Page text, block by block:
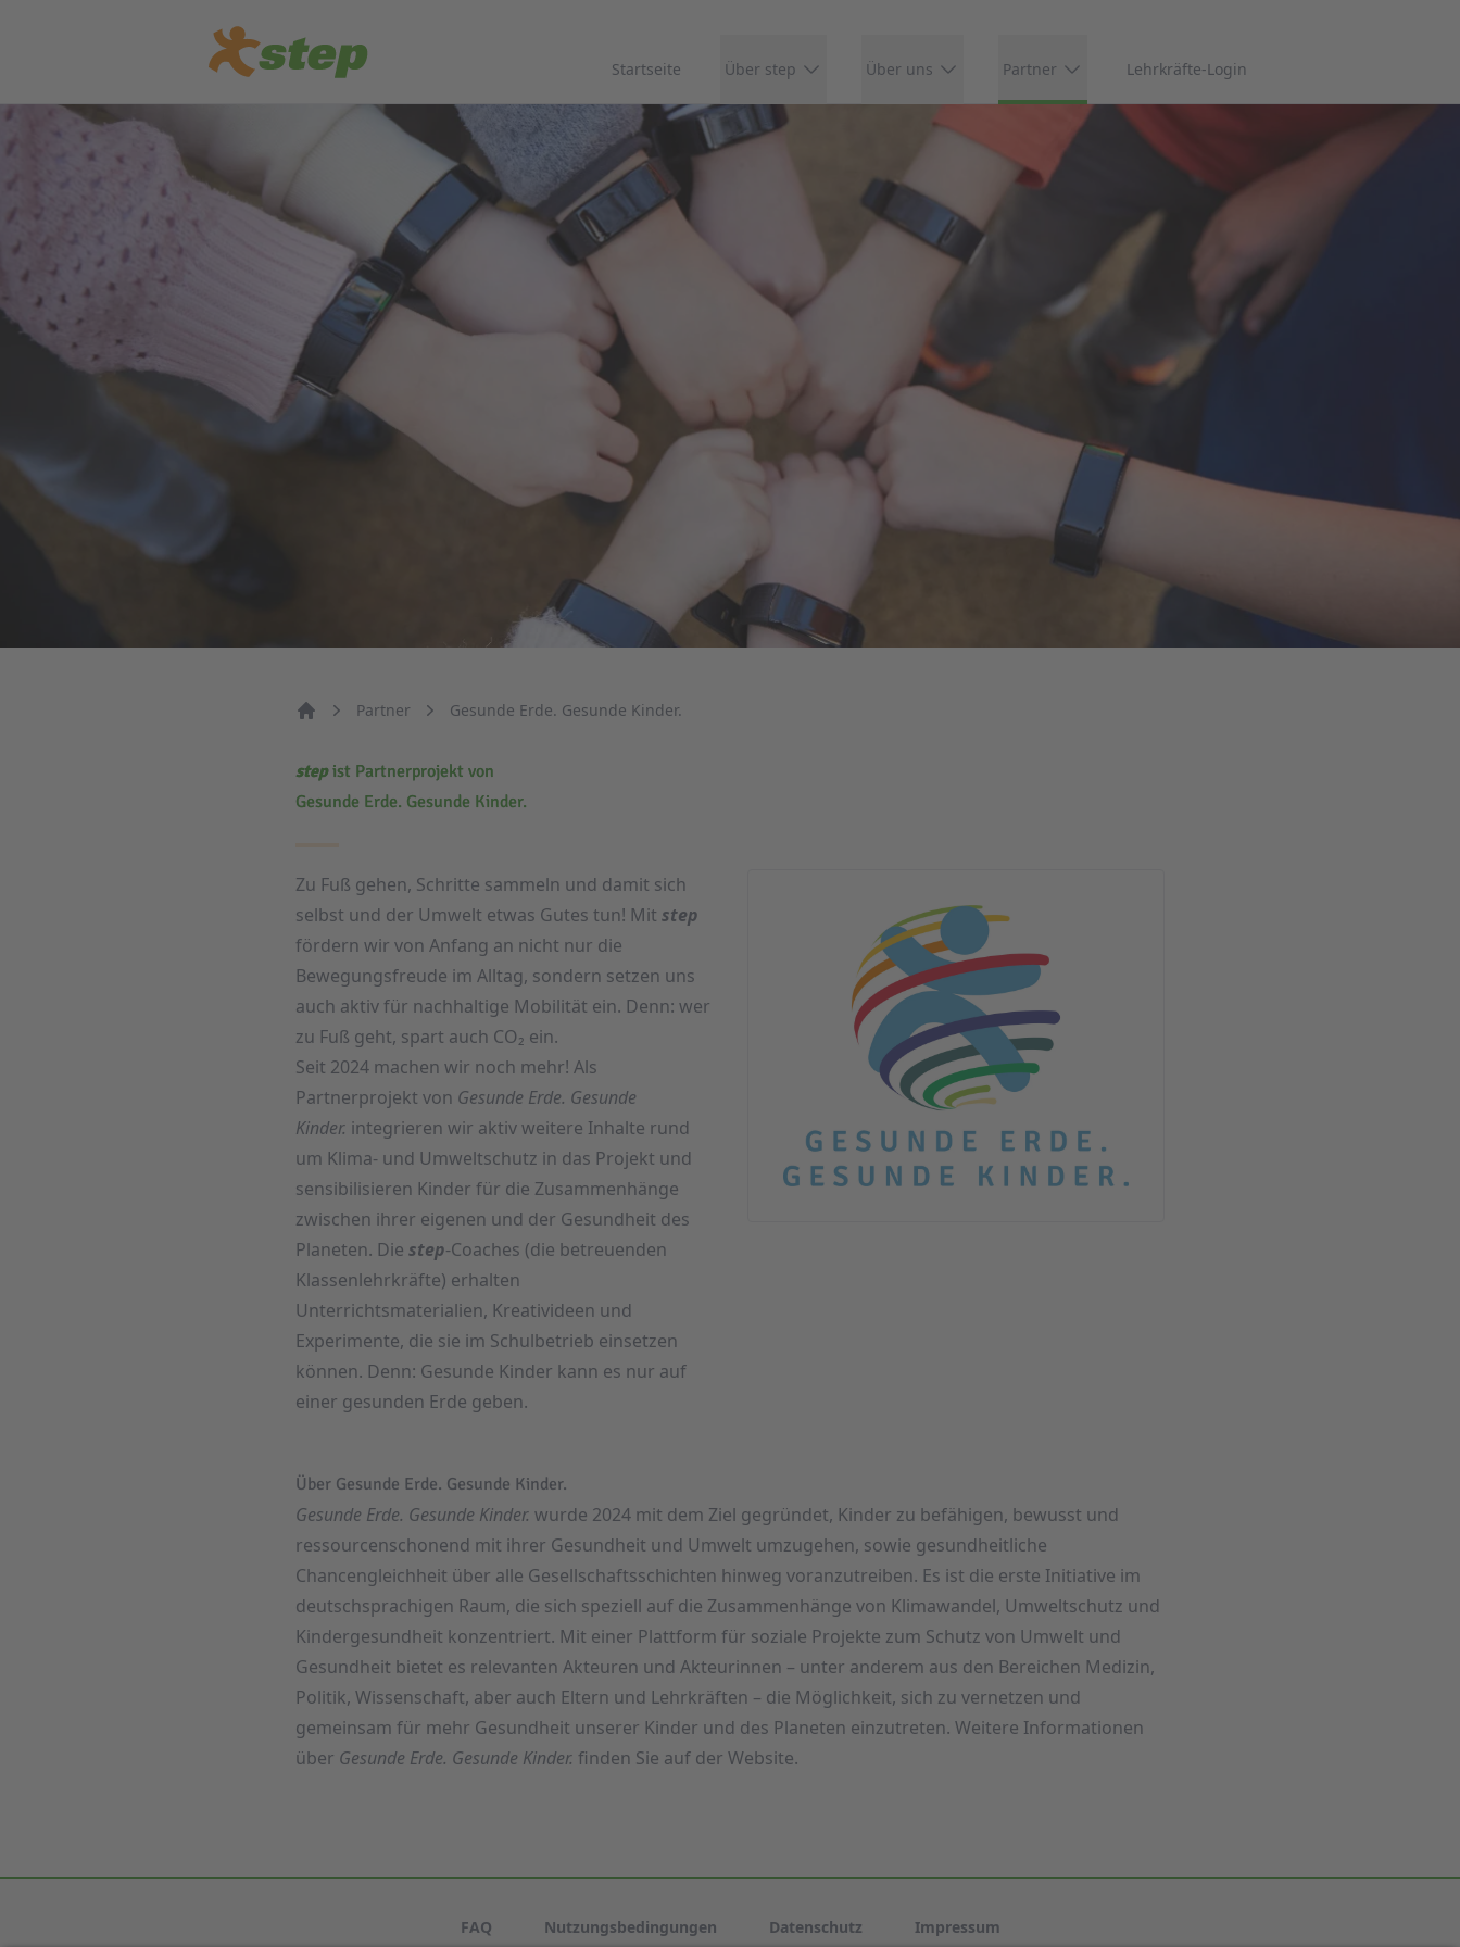
Startseite Über step Über uns Partner Lehrkräfte-Login
Partner Gesunde Erde. Gesunde Kinder.
stepist Partnerprojekt von
Gesunde Erde. Gesunde Kinder.
Zu Fuß gehen, Schritte sammeln und damit sich
selbst und der Umwelt etwas Gutes tun! Mit step
fördern wir von Anfang an nicht nur die
Bewegungsfreude im Alltag, sondern setzen uns
auch aktiv für nachhaltige Mobilität ein. Denn: wer
zu Fuß geht, spart auch CO₂ ein.
Seit 2024 machen wir noch mehr! Als
Partnerprojekt von Gesunde Erde. Gesunde
Kinder. integrieren wir aktiv weitere Inhalte rund
um Klima- und Umweltschutz in das Projekt und
sensibilisieren Kinder für die Zusammenhänge
zwischen ihrer eigenen und der Gesundheit des
Planeten. Die step-Coaches (die betreuenden
Klassenlehrkräfte) erhalten
Unterrichtsmaterialien, Kreativideen und
Experimente, die sie im Schulbetrieb einsetzen
können. Denn: Gesunde Kinder kann es nur auf
einer gesunden Erde geben.
Über Gesunde Erde. Gesunde Kinder.
Gesunde Erde. Gesunde Kinder. wurde 2024 mit dem Ziel gegründet, Kinder zu befähigen, bewusst und
ressourcenschonend mit ihrer Gesundheit und Umwelt umzugehen, sowie gesundheitliche
Chancengleichheit über alle Gesellschaftsschichten hinweg voranzutreiben. Es ist die erste Initiative im
deutschsprachigen Raum, die sich speziell auf die Zusammenhänge von Klimawandel, Umweltschutz und
Kindergesundheit konzentriert. Mit einer Plattform für soziale Projekte zum Schutz von Umwelt und
Gesundheit bietet es relevanten Akteuren und Akteurinnen – unter anderem aus den Bereichen Medizin,
Politik, Wissenschaft, aber auch Eltern und Lehrkräften – die Möglichkeit, sich zu vernetzen und
gemeinsam für mehr Gesundheit unserer Kinder und des Planeten einzutreten. Weitere Informationen
über Gesunde Erde. Gesunde Kinder. finden Sie auf der Website.
FAQ Nutzungsbedingungen Datenschutz Impressum